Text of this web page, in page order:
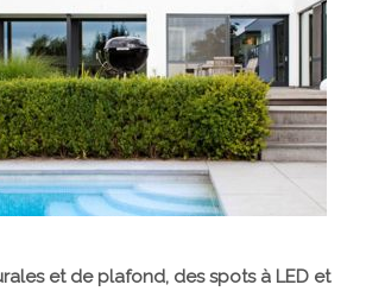
et de plafond, des spots à LED et